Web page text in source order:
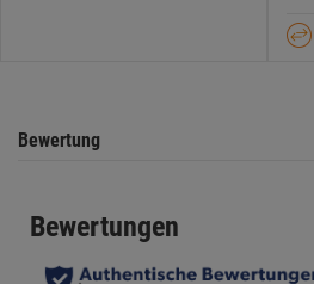
Bewertung